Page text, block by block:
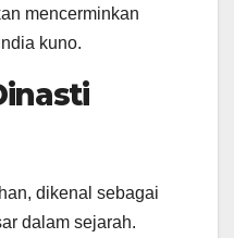
mencerminkan
kuno.
dikenal sebagai
dalam sejarah.